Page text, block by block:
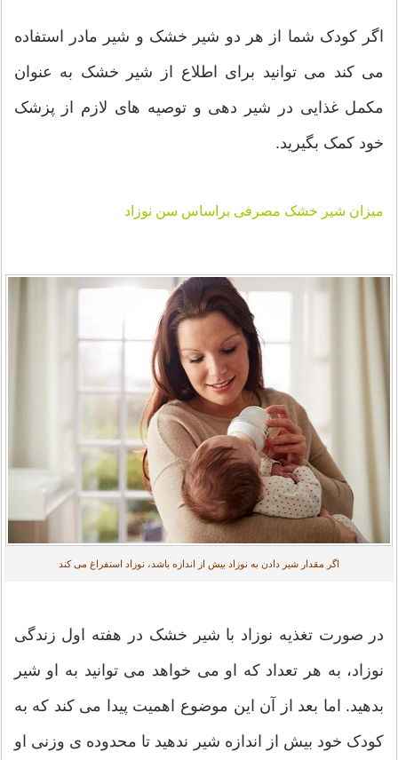
اگر کودک شما از هر دو شیر خشک و شیر مادر استفاده
می کند می توانید برای اطلاع از شیر خشک به عنوان
مکمل غذایی در شیر دهی و توصیه های لازم از پزشک
خود کمک بگیرید.
میزان شیر خشک مصرفی براساس سن نوزاد
اگر مقدار شیر دادن به نوزاد بیش از اندازه باشد، نوزاد استفراغ می کند
در صورت تغذیه نوزاد با شیر خشک در هفته اول زندگی
نوزاد، به هر تعداد که او می خواهد می توانید به او شیر
بدهید. اما بعد از آن این موضوع اهمیت پیدا می کند که به
کودک خود بیش از اندازه شیر ندهید تا محدوده ی وزنی او